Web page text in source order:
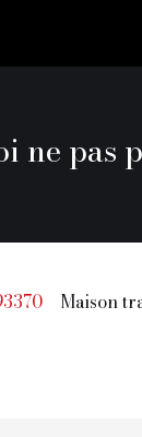
ne pas
Maison